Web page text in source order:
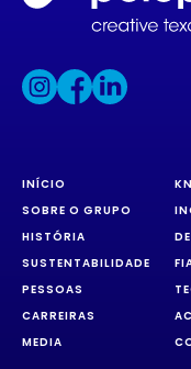
INÍCIO
SOBRE O GRUPO
HISTÓRIA
SUSTENTABILIDADE
PESSOAS
CARREIRAS
MEDIA